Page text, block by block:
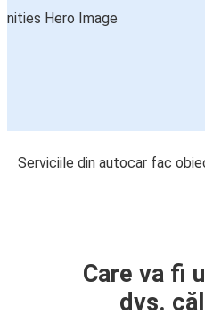
Serviciile din autocar fac
Care va fi
dvs.